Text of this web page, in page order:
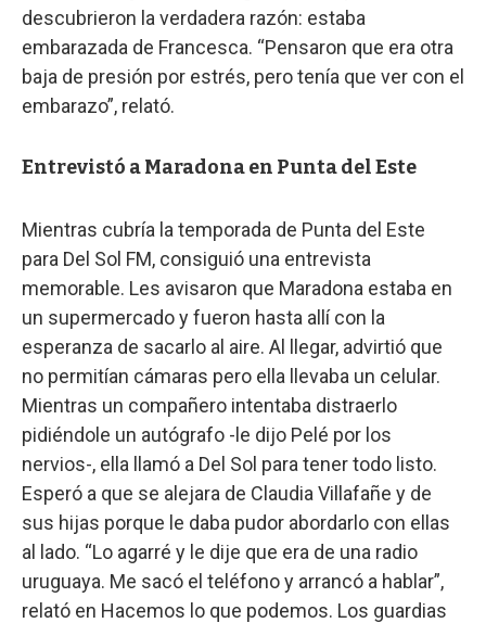
descubrieron la verdadera razón: estaba
embarazada de Francesca. “Pensaron que era otra
baja de presión por estrés, pero tenía que ver con el
embarazo”, relató.
Entrevistó a Maradona en Punta del Este
Mientras cubría la temporada de Punta del Este
para Del Sol FM, consiguió una entrevista
memorable. Les avisaron que Maradona estaba en
un supermercado y fueron hasta allí con la
esperanza de sacarlo al aire. Al llegar, advirtió que
no permitían cámaras pero ella llevaba un celular.
Mientras un compañero intentaba distraerlo
pidiéndole un autógrafo -le dijo Pelé por los
nervios-, ella llamó a Del Sol para tener todo listo.
Esperó a que se alejara de Claudia Villafañe y de
sus hijas porque le daba pudor abordarlo con ellas
al lado. “Lo agarré y le dije que era de una radio
uruguaya. Me sacó el teléfono y arrancó a hablar”,
relató en Hacemos lo que podemos. Los guardias